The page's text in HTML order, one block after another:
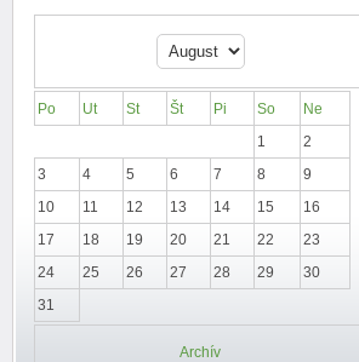
Po Ut St Št Pi So
Ne
1
2
3
4 5 6 7 8
9
10
11 12 13 14 15
16
17
18 19 20 21 22
23
24
25 26 27 28 29
30
31
Archív